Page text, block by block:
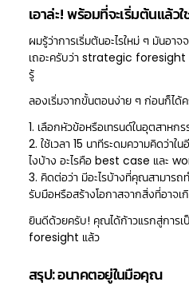
เอาล่ะ! พร้อมที่จะเริ่มต้นแล้ว
ผมรู้ว่าการเริ่มต้นอะไรใหม่ ๆ มันอา
เถอะครับว่า strategic foresight
รู้
ลองเริ่มจากขั้นตอนง่าย ๆ ก่อนก็ได้ค
1. เลือกหัวข้อหรือเทรนด์ในอุตสาห
2. ใช้เวลา 15 นาทีระดมความคิดว่า
ไงบ้าง อะไรคือ best case และ
3. คิดต่อว่า มีอะไรบ้างที่คุณสามาร
รับมือหรือสร้างโอกาสจากสิ่งที่อาจเ
ยินดีด้วยครับ! คุณได้ก้าวแรกสู่การ
foresight แล้ว
สรุป: อนาคตอยู่ในมือคุณ